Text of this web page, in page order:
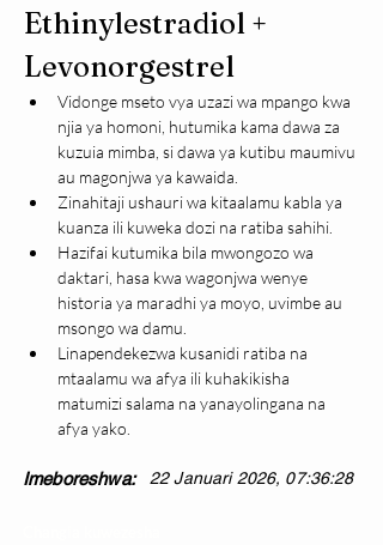
Ethinylestradiol +
Levonorgestrel
Vidonge mseto vya uzazi wa mpango kwa
njia ya homoni, hutumika kama dawa za
kuzuia mimba, si dawa ya kutibu maumivu
au magonjwa ya kawaida.
Zinahitaji ushauri wa kitaalamu kabla ya
kuanza ili kuweka dozi na ratiba sahihi.
Hazifai kutumika bila mwongozo wa
daktari, hasa kwa wagonjwa wenye
historia ya maradhi ya moyo, uvimbe au
msongo wa damu.
Linapendekezwa kusanidi ratiba na
mtaalamu wa afya ili kuhakikisha
matumizi salama na yanayolingana na
afya yako.
Imeboreshwa: 22 Januari 2026, 07:36:28